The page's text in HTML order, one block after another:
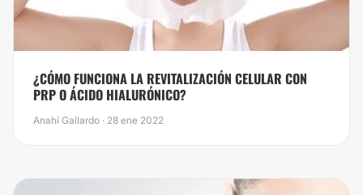
¿CÓMO FUNCIONA LA REVITALIZACIÓN CELULAR CON
PRP O ÁCIDO HIALURÓNICO?
Anahí Gallardo · 28 ene 2022